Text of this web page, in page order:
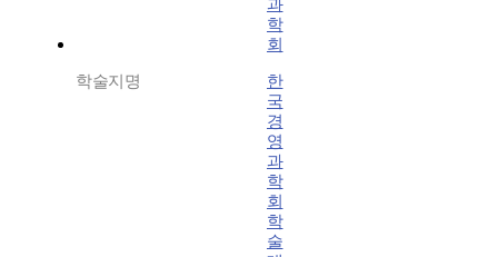
과
학
회
학술지명
한
국
경
영
과
학
회
학
술